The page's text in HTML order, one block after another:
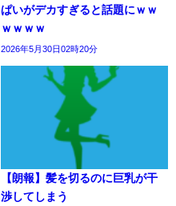
ぱいがデカすぎると話題にｗｗ
ｗｗｗｗ
2026年5月30日02時20分
【朗報】髪を切るのに巨乳が干
渉してしまう